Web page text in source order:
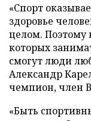
«Спорт
здоровье
целом. Поэтому
которых
смогут люди
Александр
чемпион, член
«Быть